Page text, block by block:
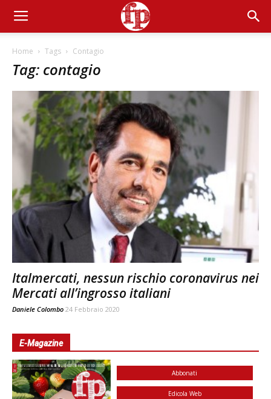
Home Tags Contagio
Tag: contagio
Italmercati, nessun rischio coronavirus nei
Mercati all’ingrosso italiani
Daniele Colombo 24 Febbraio 2020
E-Magazine
Abbonati
Edicola Web